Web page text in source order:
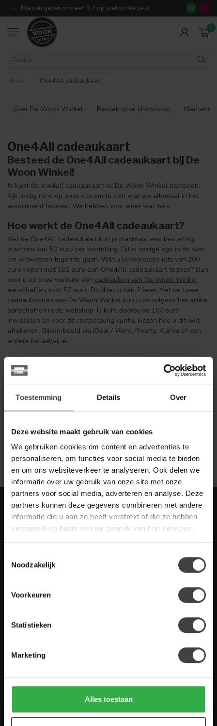
Toestemming Details Over
Deze website maakt gebruik van cookies
We gebruiken cookies om content en advertenties te
personaliseren, om functies voor social media te bieden
en om ons websiteverkeer te analyseren. Ook delen we
informatie over uw gebruik van onze site met onze
partners voor social media, adverteren en analyse. Deze
partners kunnen deze gegevens combineren met andere
informatie die u aan ze heeft verstrekt of die ze hebben
verzameld op basis van uw gebruik van hun services.
Noodzakelijk
Voorkeuren
Statistieken
Marketing
Alles toestaan
Klanten geven ons een 9,2 op webwinkelkeur! Meer dan
9.2
MENU
0
Home One4All cadeaukaart
Over De Woon Winkel Bezoek onze showroom
One4All cadeaukaart
Besteed de One4All cadeaukaart bij De
Woon Winkel!
Je kunt de one4all cadeaukaart bij De Woon Winkel besteden.
Kijk rustig rond op onze site om te zien wat we allemaal in het
assortiment hebben. We hebben voor ieder wat wils.
Hoe werkt de One4All cadeaukaart?
Met de One4All cadeaukaart kun je maximaal een bestelling
plaatsen van 50 euro per bestelling. Dit is vastgelegd in de wet
om witwassen tegen te gaan. Wilt u bijvoorbeeld iets van 200
euro kopen met 100 euro aan One4All cadeaukaart tegoed? Dan
kunt u op onze website een cadeaubon van De Woon Winkel
aanschaffen voor 50 euro. Dit doet u dan 2 keer. Met de twee
cadeaubonnen van De Woon Winkel kun u vervolgens het artikel
aanschaffen in de webshop. U kunt daarbij de 100 euro
inwisselen en voor de restbetaling kunt u kiezen hoe u dit wilt
afrekenen. Bijvoorbeeld via iDeal / Wero, Riverty, Klarna of een
andere betaalwijze.
Hoe reken je af met de One4All
cadeaukaart?
Bij het afrekenen dient u te kiezen voor betalen via Visa kaart.
De naam van de kaarthouder is One4All. De overige velden die u
Meer informatie
Heb je vragen over onze artikelen of jouw aankoop? Bekijk dan
gestelde vragen. Staat jouw vraag er niet tussen? Dan staat er
ook vermeld hoe je contact met ons kunt opnemen.
Houten Meubel Outlet
Meld je aan voor onze nieuwbrief met
scherpe acties
Blijf op de hoogte van onze actuele aanbiedingen